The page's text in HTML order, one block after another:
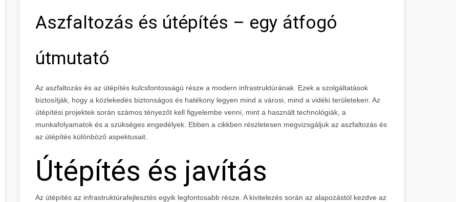
Aszfaltozás és útépítés – egy átfogó
útmutató
Az aszfaltozás és az útépítés kulcsfontosságú része a modern infrastruktúrának. Ezek a szolgáltatások
biztosítják, hogy a közlekedés biztonságos és hatékony legyen mind a városi, mind a vidéki területeken. Az
útépítési projektek során számos tényezőt kell figyelembe venni, mint a használt technológiák, a
munkafolyamatok és a szükséges engedélyek. Ebben a cikkben részletesen megvizsgáljuk az aszfaltozás és
az útépítés különböző aspektusait.
Útépítés és javítás
Az útépítés az infrastruktúrafejlesztés egyik legfontosabb része. A kivitelezés során az alapozástól kezdve az